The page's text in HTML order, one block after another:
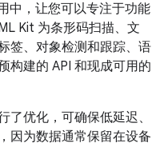
中，让您可以专注于功能
Kit 为条形码扫描、文
签、对象检测和跟踪、语
构建的 API 和现成可用的
优化，可确保低延迟、
因为数据通常保留在设备